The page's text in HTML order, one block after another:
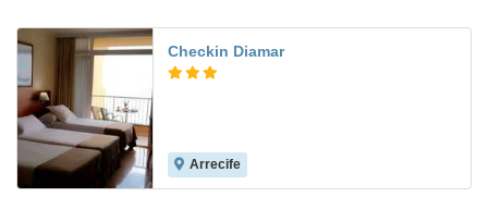
Checkin Diamar
Arrecife